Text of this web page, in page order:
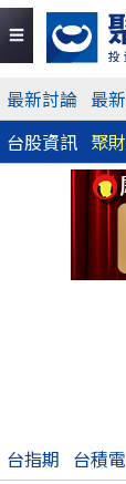
最新討論 最
台股資訊 聚
台指期 台積電